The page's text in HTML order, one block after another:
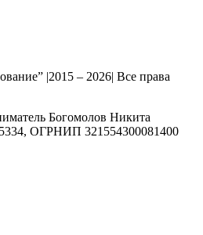
|2015 – 2026| Все права
Богомолов Никита
ОГРНИП 321554300081400